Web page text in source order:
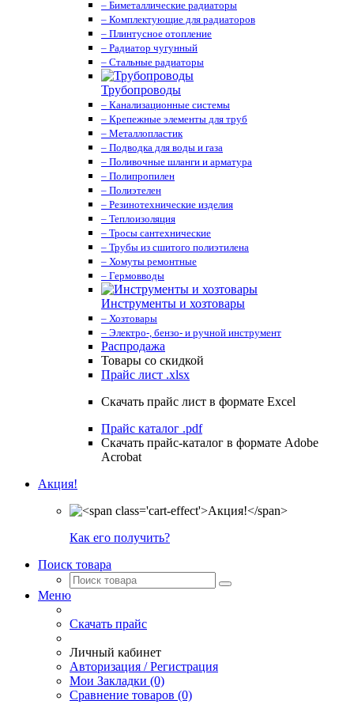
– Биметаллические радиаторы
– Комплектующие для радиаторов
– Плинтусное отопление
– Радиатор чугунный
– Стальные радиаторы
Трубопроводы
– Канализационные системы
– Крепежные элементы для труб
– Металлопластик
– Подводка для воды и газа
– Поливочные шланги и арматура
– Полипропилен
– Полиэтелен
– Резинотехнические изделия
– Теплоизоляция
– Тросы сантехнические
– Трубы из сшитого полиэтилена
– Хомуты ремонтные
– Гермовводы
Инструменты и хозтовары
– Хозтовары
– Электро-, бензо- и ручной инструмент
Распродажа
Товары со скидкой
Прайс лист .xlsx
Скачать прайс лист в формате Excel
Прайс каталог .pdf
Скачать прайс-каталог в формате Adobe
Acrobat
Акция!
Как его получить?
Поиск товара
Меню
Скачать прайс
Личный кабинет
Авторизация / Регистрация
Мои Закладки (0)
Сравнение товаров (0)